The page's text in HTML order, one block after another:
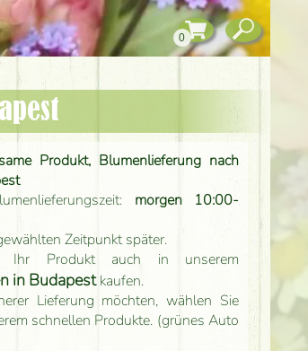
Produkt, Blumenlieferung nach
morgen 10:00-
Zeitpunkt später.
Ihr Produkt auch in unserem
in Budapestkaufen.
Lieferung möchten, wählen Sie
schnellen Produkte. (grünes Auto
0